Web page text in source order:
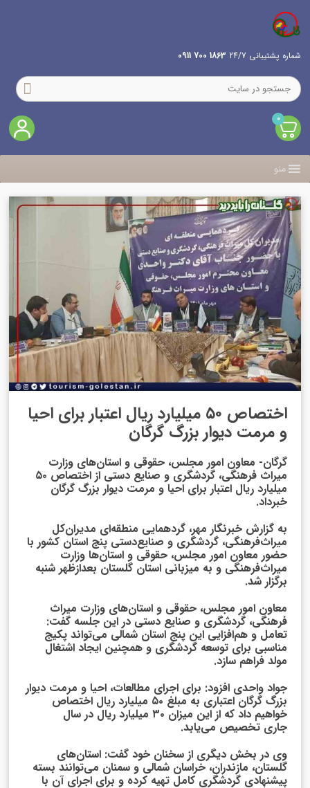
شماره پشتیبانی 24/7 1863 700 0911
0
منو
اختصاص ۵۰ میلیارد ریال اعتبار برای احیا
و مرمت دیوار بزرگ گرگان
گرگان- معاون امور مجلس، حقوقی و استان‌های وزارت
میراث فرهنگی، گردشگری و صنایع دستی از اختصاص ۵۰
میلیارد ریال اعتبار برای احیا و مرمت دیوار بزرگ گرگان
خبرداد.
به گزارش خبرنگار مهر، گردهمایی منطقه‌ای مدیران‌کل
میراث‌فرهنگی، گردشگری و صنایع‌دستی پنج استان کشور با
حضور معاون امور مجلس، حقوقی و استان‌ها وزارت
میراث‌فرهنگی و به میزبانی استان گلستان بعدازظهر شنبه
برگزار شد.
معاون امور مجلس، حقوقی و استان‌های وزارت میراث
فرهنگی، گردشگری و صنایع دستی در این جلسه گفت:
تعامل و هم‌افزایی این پنج استان شمالی می‌تواند پکیج
مناسبی برای توسعه گردشگری و همچنین ایجاد اشتغال
مولد فراهم سازد.
جواد واحدی افزود: برای اجرای مطالعات، احیا و مرمت دیوار
بزرگ گرگان اعتباری به مبلغ ۵۰ میلیارد ریال اختصاص
خواهیم داد که از این میزان ۳۰ میلیارد ریال در سال
جاری تخصیص می‌یابد.
وی در بخش دیگری از سخنان خود گفت: استان‌های
گلستان، مازندران، خراسان شمالی و سمنان می‌توانند بسته
پیشنهادی گردشگری کامل تهیه کرده و برای اجرای آن با